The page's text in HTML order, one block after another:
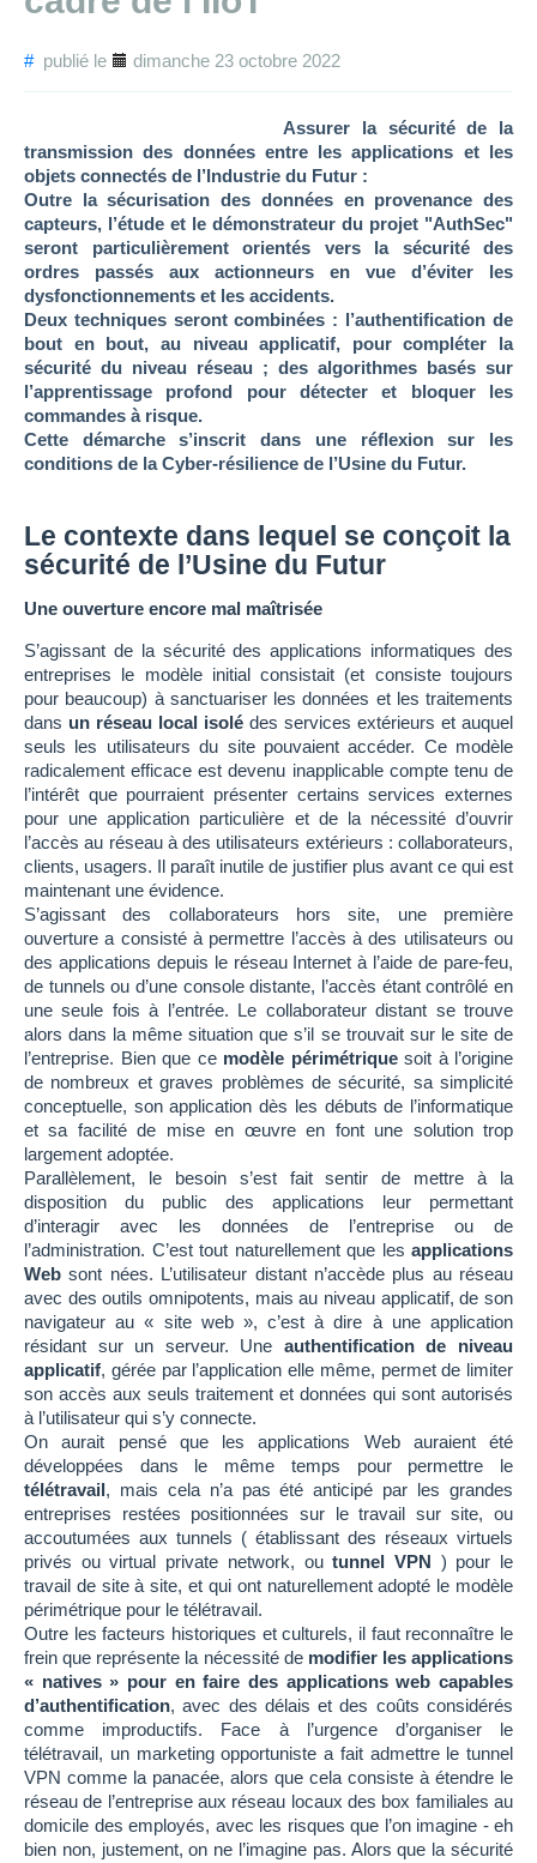
#publié le dimanche 23 octobre 2022
Assurer la sécurité de la
transmission des données entre les applications et les
objets connectés de l’Industrie du Futur :
Outre la sécurisation des données en provenance des
capteurs, l’étude et le démonstrateur du projet "AuthSec"
seront particulièrement orientés vers la sécurité des
ordres passés aux actionneurs en vue d’éviter les
dysfonctionnements et les accidents.
Deux techniques seront combinées : l’authentification de
bout en bout, au niveau applicatif, pour compléter la
sécurité du niveau réseau ; des algorithmes basés sur
l’apprentissage profond pour détecter et bloquer les
commandes à risque.
Cette démarche s’inscrit dans une réflexion sur les
conditions de la Cyber-résilience de l’Usine du Futur.
Le contexte dans lequel se conçoit la
sécurité de l’Usine du Futur
Une ouverture encore mal maîtrisée
S’agissant de la sécurité des applications informatiques des
entreprises le modèle initial consistait (et consiste toujours
pour beaucoup) à sanctuariser les données et les traitements
dans un réseau local isolé des services extérieurs et auquel
seuls les utilisateurs du site pouvaient accéder. Ce modèle
radicalement efficace est devenu inapplicable compte tenu de
l’intérêt que pourraient présenter certains services externes
pour une application particulière et de la nécessité d’ouvrir
l’accès au réseau à des utilisateurs extérieurs : collaborateurs,
clients, usagers. Il paraît inutile de justifier plus avant ce qui est
maintenant une évidence.
S’agissant des collaborateurs hors site, une première
ouverture a consisté à permettre l’accès à des utilisateurs ou
des applications depuis le réseau Internet à l’aide de pare-feu,
de tunnels ou d’une console distante, l’accès étant contrôlé en
une seule fois à l’entrée. Le collaborateur distant se trouve
alors dans la même situation que s’il se trouvait sur le site de
l’entreprise. Bien que ce modèle périmétriquesoit à l’origine
de nombreux et graves problèmes de sécurité, sa simplicité
conceptuelle, son application dès les débuts de l’informatique
et sa facilité de mise en œuvre en font une solution trop
largement adoptée.
Parallèlement, le besoin s’est fait sentir de mettre à la
disposition du public des applications leur permettant
d’interagir avec les données de l’entreprise ou de
l’administration. C’est tout naturellement que les applications
Web sont nées. L’utilisateur distant n’accède plus au réseau
avec des outils omnipotents, mais au niveau applicatif, de son
navigateur au « site web », c’est à dire à une application
résidant sur un serveur. Une authentification de niveau
applicatif, gérée par l’application elle même, permet de limiter
son accès aux seuls traitement et données qui sont autorisés
à l’utilisateur qui s’y connecte.
On aurait pensé que les applications Web auraient été
développées dans le même temps pour permettre le
télétravail, mais cela n’a pas été anticipé par les grandes
entreprises restées positionnées sur le travail sur site, ou
accoutumées aux tunnels ( établissant des réseaux virtuels
privés ou virtual private network, outunnel VPN ) pour le
travail de site à site, et qui ont naturellement adopté le modèle
périmétrique pour le télétravail.
Outre les facteurs historiques et culturels, il faut reconnaître le
frein que représente la nécessité de modifier les applications
« natives » pour en faire des applications web capables
d’authentification, avec des délais et des coûts considérés
comme improductifs. Face à l’urgence d’organiser le
télétravail, un marketing opportuniste a fait admettre le tunnel
VPN comme la panacée, alors que cela consiste à étendre le
réseau de l’entreprise aux réseau locaux des box familiales au
domicile des employés, avec les risques que l’on imagine - eh
bien non, justement, on ne l’imagine pas. Alors que la sécurité